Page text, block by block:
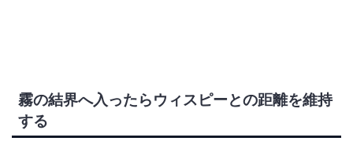
霧の結界へ入ったらウィスピーとの距離を維持
する